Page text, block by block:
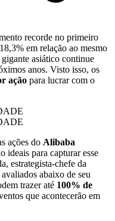
recorde no primeiro
em relação ao mesmo
asiático continue
anos. Visto isso, os
ação para lucrar com o
ações do Alibaba
ideais para capturar esse
estrategista-chefe da
abaixo de seu
trazer até 100% de
que acontecerão em